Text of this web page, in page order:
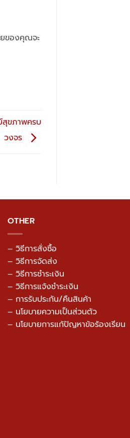
ของคุณจะ
สุขภาพครบ
วงจร
OTHER
– วิธีการสั่งซื้อ
– วิธีการจัดส่ง
– วิธีการชำระเงิน
– วิธีการแจ้งชำระเงิน
– การรับประกัน/คืนสินค้า
– นโยบายความเป็นส่วนตัว
– นโยบายการแก้ปัญหาข้อร้องเรียน